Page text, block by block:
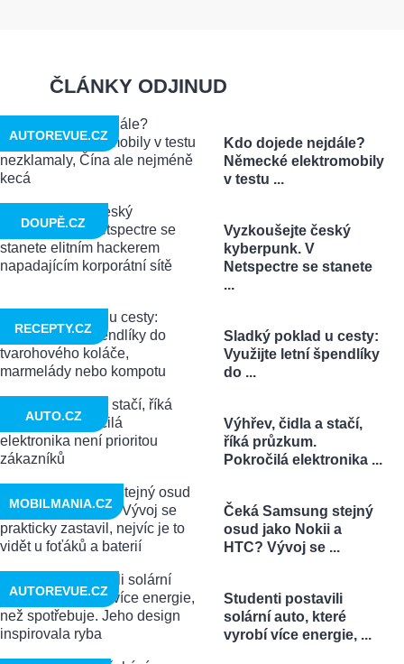
ČLÁNKY ODJINUD
Kdo dojede nejdále?
Německé elektromobily
v testu ...
AUTOREVUE.CZ
Vyzkoušejte český
kyberpunk. V
Netspectre se stanete
...
DOUPĚ.CZ
Sladký poklad u cesty:
Využijte letní špendlíky
do ...
RECEPTY.CZ
Výhřev, čidla a stačí,
říká průzkum.
Pokročilá elektronika ...
AUTO.CZ
Čeká Samsung stejný
osud jako Nokii a
HTC? Vývoj se ...
MOBILMANIA.CZ
Studenti postavili
solární auto, které
vyrobí více energie, ...
AUTOREVUE.CZ